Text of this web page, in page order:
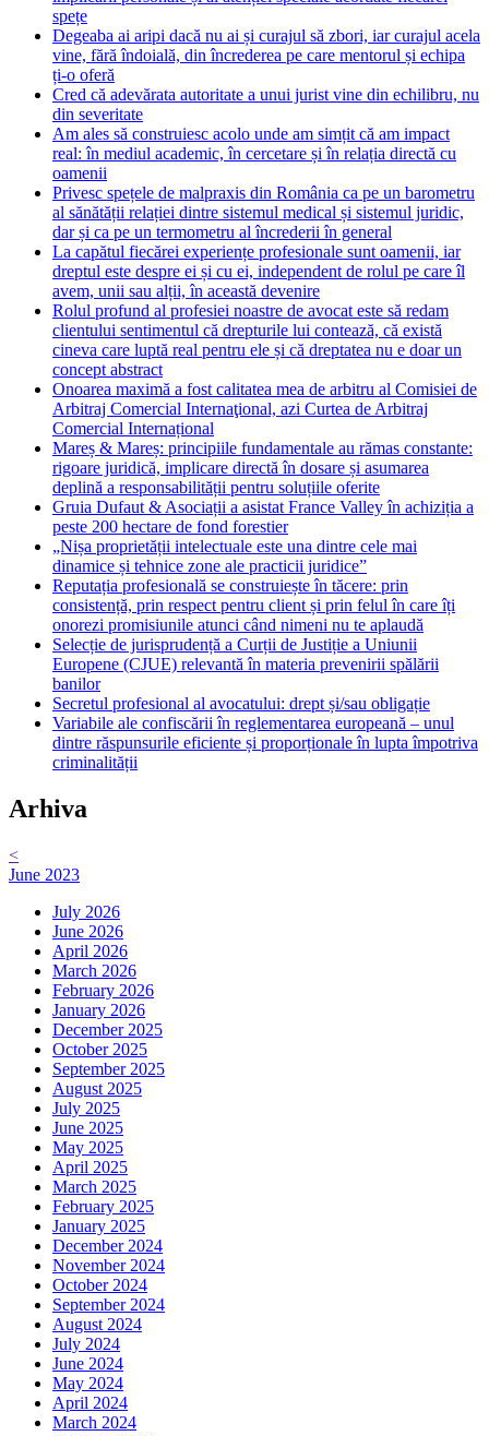
spețe
Degeaba ai aripi dacă nu ai și curajul să zbori, iar curajul acela
vine, fără îndoială, din încrederea pe care mentorul și echipa
ți-o oferă
Cred că adevărata autoritate a unui jurist vine din echilibru, nu
din severitate
Am ales să construiesc acolo unde am simțit că am impact
real: în mediul academic, în cercetare și în relația directă cu
oamenii
Privesc spețele de malpraxis din România ca pe un barometru
al sănătății relației dintre sistemul medical și sistemul juridic,
dar și ca pe un termometru al încrederii în general
La capătul fiecărei experiențe profesionale sunt oamenii, iar
dreptul este despre ei și cu ei, independent de rolul pe care îl
avem, unii sau alții, în această devenire
Rolul profund al profesiei noastre de avocat este să redam
clientului sentimentul că drepturile lui contează, că există
cineva care luptă real pentru ele și că dreptatea nu e doar un
concept abstract
Onoarea maximă a fost calitatea mea de arbitru al Comisiei de
Arbitraj Comercial Internaţional, azi Curtea de Arbitraj
Comercial Internațional
Mareș & Mareș: principiile fundamentale au rămas constante:
rigoare juridică, implicare directă în dosare și asumarea
deplină a responsabilității pentru soluțiile oferite
Gruia Dufaut & Asociații a asistat France Valley în achiziția a
peste 200 hectare de fond forestier
„Nișa proprietății intelectuale este una dintre cele mai
dinamice și tehnice zone ale practicii juridice”
Reputația profesională se construiește în tăcere: prin
consistență, prin respect pentru client și prin felul în care îți
onorezi promisiunile atunci când nimeni nu te aplaudă
Selecție de jurisprudență a Curții de Justiție a Uniunii
Europene (CJUE) relevantă în materia prevenirii spălării
banilor
Secretul profesional al avocatului: drept și/sau obligație
Variabile ale confiscării în reglementarea europeană – unul
dintre răspunsurile eficiente și proporționale în lupta împotriva
criminalității
Arhiva
<
June 2023
July 2026
June 2026
April 2026
March 2026
February 2026
January 2026
December 2025
October 2025
September 2025
August 2025
July 2025
June 2025
May 2025
April 2025
March 2025
February 2025
January 2025
December 2024
November 2024
October 2024
September 2024
August 2024
July 2024
June 2024
May 2024
April 2024
March 2024